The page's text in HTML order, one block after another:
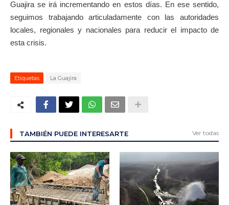
Guajira se irá incrementando en estos días. En ese sentido,
seguimos trabajando articuladamente con las autoridades
locales, regionales y nacionales para reducir el impacto de
esta crisis.
Etiquetas La Guajira
TAMBIÉN PUEDE INTERESARTE Ver todas